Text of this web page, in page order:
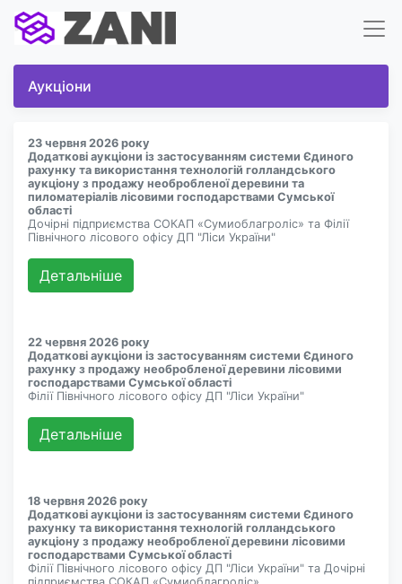
Аукціони
23 червня 2026 року
Додаткові аукціони із застосуванням системи Єдиного
рахунку та використання технологій голландського
аукціону з продажу необробленої деревини та
пиломатеріалів лісовими господарствами Сумської
області
Дочірні підприємства СОКАП «Сумиоблагроліс» та Філії
Північного лісового офісу ДП "Ліси України"
Детальнiше
22 червня 2026 року
Додаткові аукціони із застосуванням системи Єдиного
рахунку з продажу необробленої деревини лісовими
господарствами Сумської області
Філії Північного лісового офісу ДП "Ліси України"
Детальнiше
18 червня 2026 року
Додаткові аукціони із застосуванням системи Єдиного
рахунку та використання технологій голландського
аукціону з продажу необробленої деревини лісовими
господарствами Сумської області
Філії Північного лісового офісу ДП "Ліси України" та Дочірні